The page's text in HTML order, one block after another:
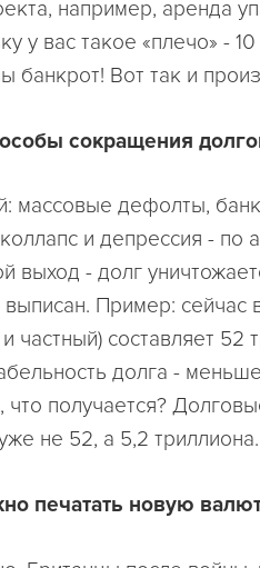
например, аренда
у вас такое «плечо» -
банкрот! Вот так и
сокращения
массовые дефолты,
и депрессия - по
выход - долг
Пример: сейчас
частный) составляет 52
долга -
что получается?
не 52, а 5,2 триллиона.
печатать новую